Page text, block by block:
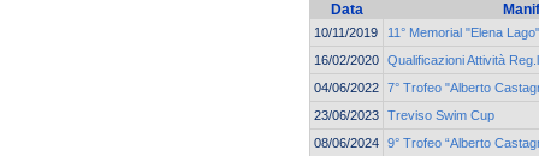
Data
10/11/2019
11° Memorial "Elena Lago"
16/02/2020 Qualificazioni Attività
04/06/2022 7° Trofeo "Alberto
23/06/2023 Treviso Swim Cup
08/06/2024 9° Trofeo “Alberto